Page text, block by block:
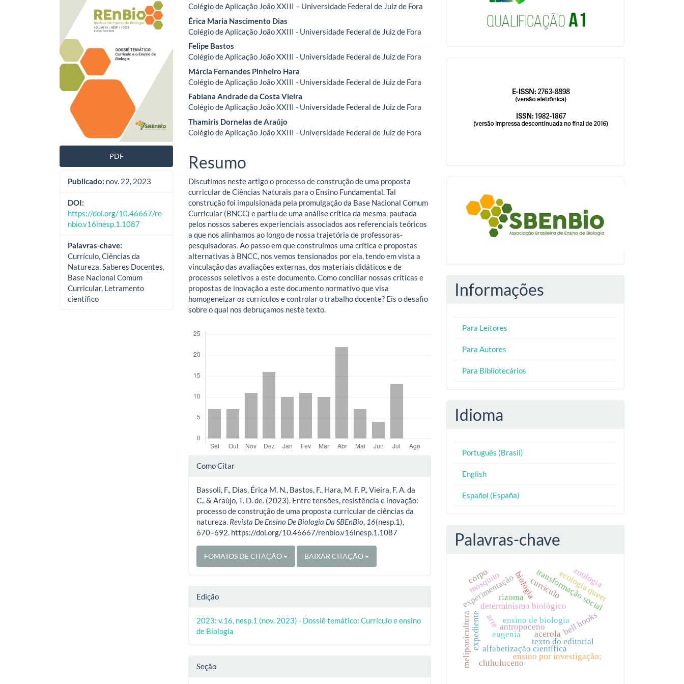
lateral
de
artigos
PDF
Publicado: nov. 22, 2023
DOI:
https://doi.org/10.46667/re
nbio.v16inesp.1.1087
Palavras-chave:
Currículo, Ciências da
Natureza, Saberes Docentes,
Base Nacional Comum
Curricular, Letramento
científico
do
artigo
principal
Colégio de Aplicação João XXIII – Universidade Federal de Juiz de Fora
Érica Maria Nascimento Dias
Colégio de Aplicação João XXIII - Universidade Federal de Juiz de Fora
Felipe Bastos
Colégio de Aplicação João XXIII - Universidade Federal de Juiz de Fora
Márcia Fernandes Pinheiro Hara
Colégio de Aplicação João XXIII - Universidade Federal de Juiz de Fora
Fabiana Andrade da Costa Vieira
Colégio de Aplicação João XXIII - Universidade Federal de Juiz de Fora
Thamiris Dornelas de Araújo
Colégio de Aplicação João XXIII - Universidade Federal de Juiz de Fora
Resumo
Discutimos neste artigo o processo de construção de uma proposta
curricular de Ciências Naturais para o Ensino Fundamental. Tal
construção foi impulsionada pela promulgação da Base Nacional Comum
Curricular (BNCC) e partiu de uma análise crítica da mesma, pautada
pelos nossos saberes experienciais associados aos referenciais teóricos
a que nos alinhamos ao longo de nossa trajetória de professoras-
pesquisadoras. Ao passo em que construímos uma crítica e propostas
alternativas à BNCC, nos vemos tensionados por ela, tendo em vista a
vinculação das avaliações externas, dos materiais didáticos e de
processos seletivos a este documento. Como conciliar nossas críticas e
propostas de inovação a este documento normativo que visa
homogeneizar os currículos e controlar o trabalho docente? Eis o desafio
sobre o qual nos debruçamos neste texto.
Detalhes
artigo
Como Citar
Bassoli, F., Dias, Érica M. N., Bastos, F., Hara, M. F. P., Vieira, F. A. da
C., & Araújo, T. D. de. (2023). Entre tensões, resistência e inovação:
processo de construção de uma proposta curricular de ciências da
natureza. Revista De Ensino De Biologia Da SBEnBio, 16(nesp.1),
670–692. https://doi.org/10.46667/renbio.v16inesp.1.1087
FOMATOS DE CITAÇÃO BAIXAR CITAÇÃO
Edição
2023: v.16, nesp.1 (nov. 2023) - Dossiê temático: Currículo e ensino
de Biologia
Seção
blocologosbenbio
Informações
Para Leitores
Para Autores
Para Bibliotecários
Idioma
Português (Brasil)
English
Español (España)
Palavras-chave
texto do editorial
eugenia
ensino de biologia
determinismo biológico
alfabetização científica
transformação social
antropoceno
expediente bell hooks
experimentação
ensino por investigação;
biologia ecologia queer
mosquito
chthuluceno
currículo
acerola
meliponicultura
zoologia
rizoma
arte
corpo